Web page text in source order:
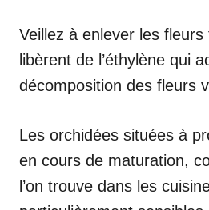
Veillez à enlever les
libèrent de l’éthylène qui
décomposition des fleurs
Les orchidées situées à
en cours de maturation,
l’on trouve dans les